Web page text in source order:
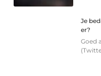
Je
er?
Goed